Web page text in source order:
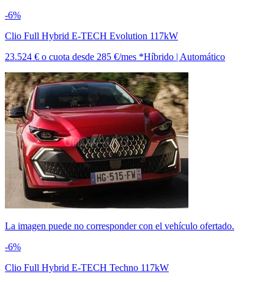
-6%
Clio Full Hybrid E-TECH Evolution 117kW
23.524 € o cuota desde 285 €/mes *Híbrido | Automático
La imagen puede no corresponder con el vehículo ofertado.
-6%
Clio Full Hybrid E-TECH Techno 117kW